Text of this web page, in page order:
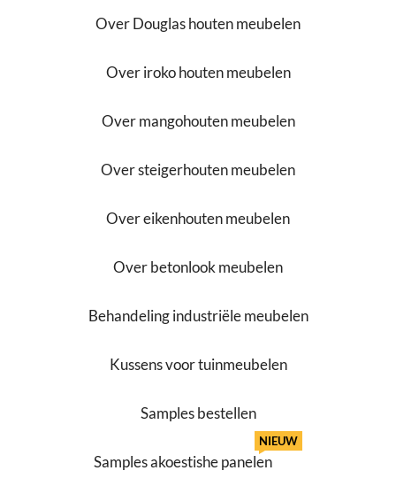
Over Douglas houten meubelen
Over iroko houten meubelen
Over mangohouten meubelen
Over steigerhouten meubelen
Over eikenhouten meubelen
Over betonlook meubelen
Behandeling industriële meubelen
Kussens voor tuinmeubelen
Samples bestellen
Samples akoestishe panelen
NIEUW